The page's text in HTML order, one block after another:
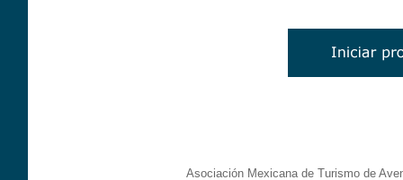
Asociación Mexicana de Turismo de